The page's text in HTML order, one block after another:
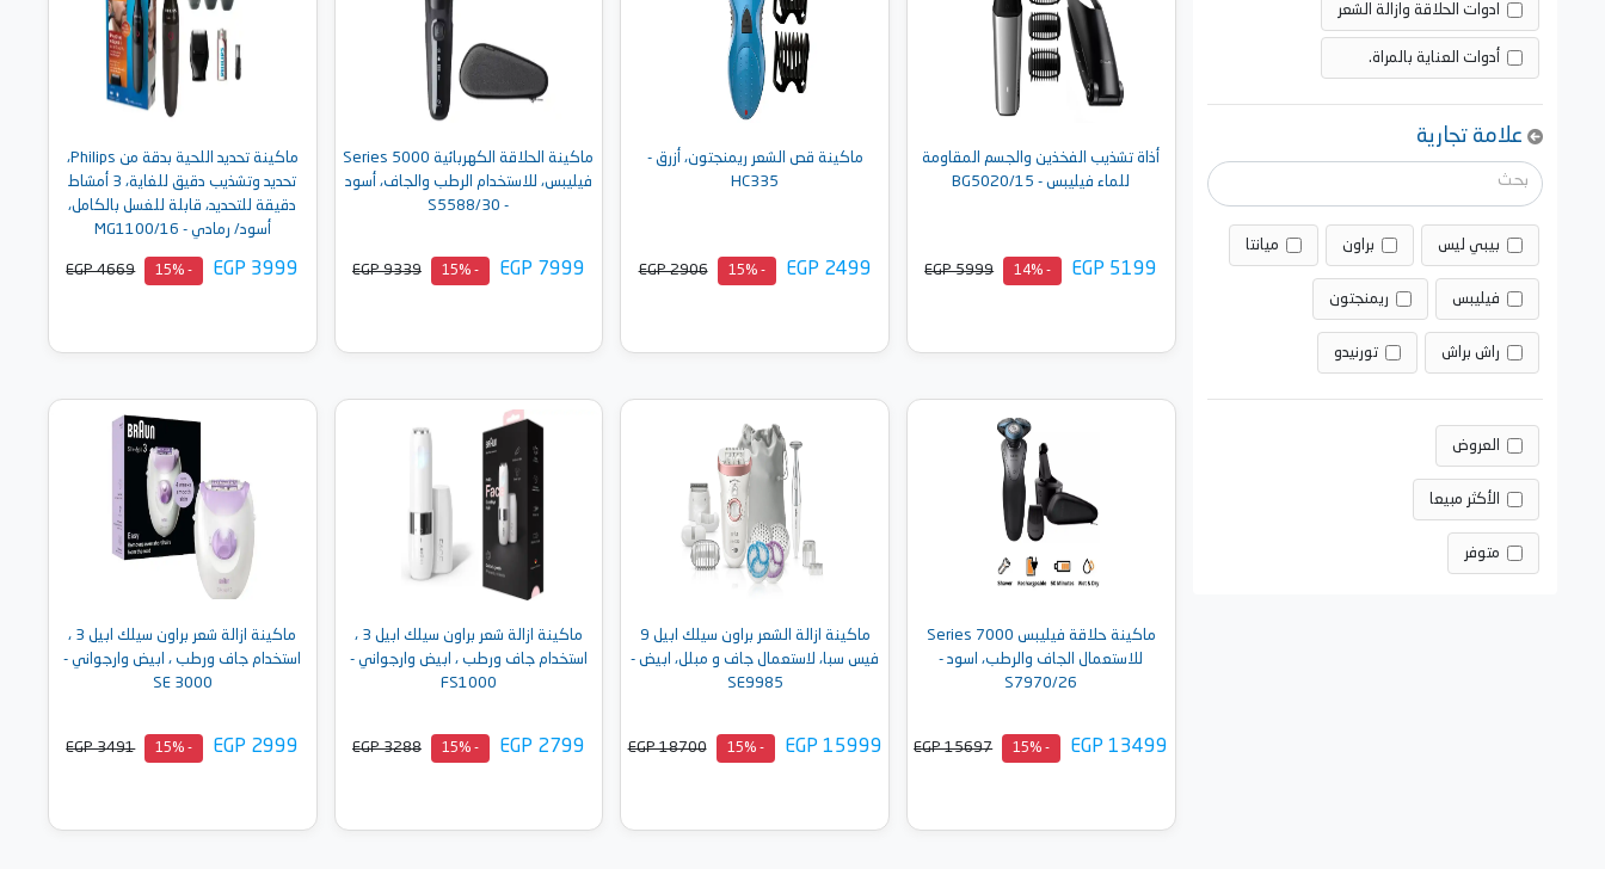
ادوات الحلاقة وازالة الشعر
أدوات العناية بالمراة.
علامة تجارية
بيبي ليس براون ميانتا
فيليبس ريمنجتون
راش براش تورنيدو
العروض
الأكثر مبيعا
متوفر
أذاة تشذيب الفخذين والجسم المقاومة
للماء فيليبس - BG5020/15
EGP 5199
- 14%
EGP 5999
أضف إلى السلة
ماكينة قص الشعر ريمنجتون، أزرق -
HC335
EGP 2499
- 15%
EGP 2906
أضف إلى السلة
ماكينة الحلاقة الكهربائية Series 5000
فيليبس، للاستخدام الرطب والجاف، أسود
- S5588/30
EGP 7999
- 15%
EGP 9339
أضف إلى السلة
ماكينة تحديد اللحية بدقة من Philips،
تحديد وتشذيب دقيق للغاية، 3 أمشاط
دقيقة للتحديد، قابلة للغسل بالكامل،
أسود/ رمادي - MG1100/16
EGP 3999
- 15%
EGP 4669
أضف إلى السلة
ماكينة حلاقة فيليبس Series 7000
للاستعمال الجاف والرطب، اسود -
S7970/26
EGP 13499
- 15%
EGP 15697
ماكينة ازالة الشعر براون سيلك ابيل 9
فيس سبا، لاستعمال جاف و مبلل، ابيض -
SE9985
EGP 15999
- 15%
EGP 18700
ماكينة ازالة شعر براون سيلك ابيل 3 ،
استخدام جاف ورطب ، ابيض وارجواني -
FS1000
EGP 2799
- 15%
EGP 3288
ماكينة ازالة شعر براون سيلك ابيل 3 ،
استخدام جاف ورطب ، ابيض وارجواني -
SE 3000
EGP 2999
- 15%
EGP 3491